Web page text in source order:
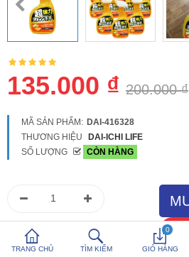
Hotline: 0816 505 655
Tải App SanHangRe nhận Quà
TRANG CHỦ TÌM KIẾM
0
GIỎ HÀNG
135.000 ₫ 200.000 ₫
MÃ SẢN PHẨM: DAI-416328
THƯƠNG HIỆU
DAI-ICHI LIFE
SỐ LƯỢNG
CÒN HÀNG